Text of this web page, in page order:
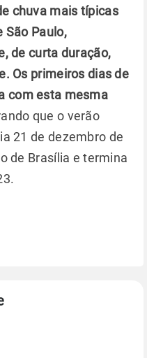
chuva mais típicas
São Paulo,
de curta duração,
Os primeiros dias de
com esta mesma
que o verão
21 de dezembro de
de Brasília e termina